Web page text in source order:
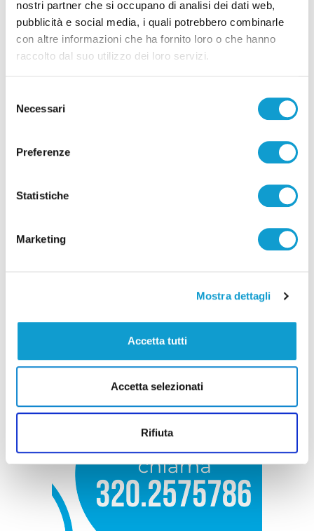
nostri partner che si occupano di analisi dei dati web,
pubblicità e social media, i quali potrebbero combinarle
con altre informazioni che ha fornito loro o che hanno
raccolto dal suo utilizzo dei loro servizi.
delNecessari
Preferenze
Statistiche
Marketing
Mostra dettagli
Accetta tutti
Accetta selezionati
Rifiuta